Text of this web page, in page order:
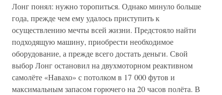
Лонг понял: нужно торопиться. Однако минуло больше
года, прежде чем ему удалось приступить к
осуществлению мечты всей жизни. Предстояло найти
подходящую машину, приобрести необходимое
оборудование, а прежде всего достать деньги. Свой
выбор Лонг остановил на двухмоторном реактивном
самолёте «Навахо» с потолком в 17 000 футов и
максимальным запасом горючего на 20 часов полёта. В